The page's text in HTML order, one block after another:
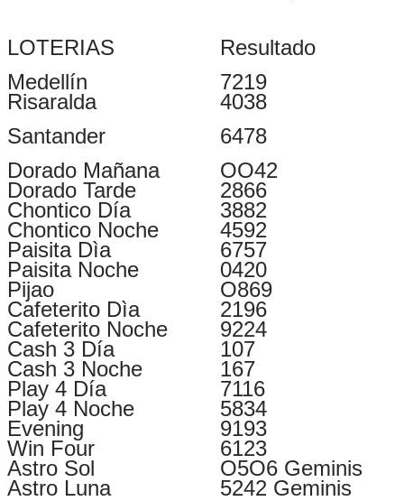
LOTERIAS
Resultado
Medellín
7219
Risaralda
4038
Santander
6478
Dorado Mañana
OO42
Dorado Tarde
2866
Chontico Día
3882
Chontico Noche
4592
Paisita Dìa
6757
Paisita Noche
0420
Pijao
O869
Cafeterito Dìa
2196
Cafeterito Noche
9224
Cash 3 Día
107
Cash 3 Noche
167
Play 4 Día
7116
Play 4 Noche
5834
Evening
9193
Win Four
6123
Astro Sol
O5O6 Geminis
Astro Luna
5242 Geminis